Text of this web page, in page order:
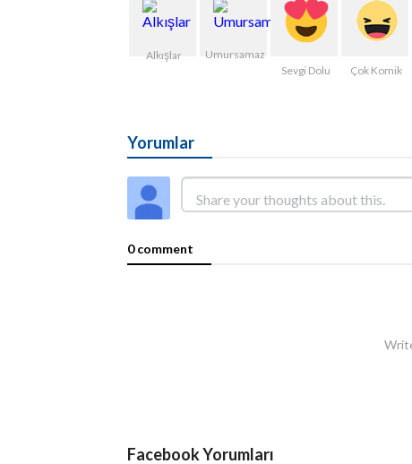
Alkışlar Umursamaz
Sevgi Dolu Çok Komik
Yorumlar
0 comment
Facebook Yorumları